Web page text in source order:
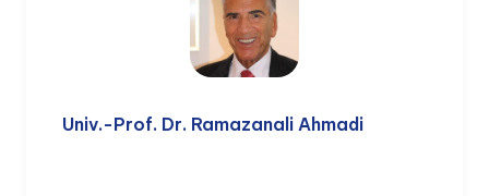
Univ.-Prof. Dr. Ramazanali Ahmadi